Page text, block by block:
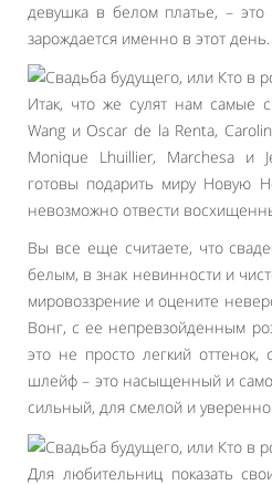
девушка в белом платье, – это
зарождается именно в этот день.
Итак, что же сулят нам самые
Wang и Oscar de la Renta,
Monique Lhuillier, Marchesa и
готовы подарить миру Новую
невозможно отвести
Вы все еще считаете, что
белым, в знак невинности и
мировоззрение и оцените
Вонг, с ее непревзойденным
это не просто легкий оттенок,
шлейф – это насыщенный и
сильный, для смелой и
Для любительниц показать